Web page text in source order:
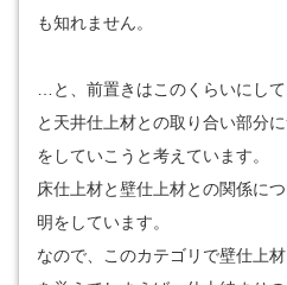
も知れません。
…と、前置きはこのくらいにし
と天井仕上材との取り合い部分
をしていこうと考えています。
床仕上材と壁仕上材との関係に
明をしています。
なので、このカテゴリで壁仕上